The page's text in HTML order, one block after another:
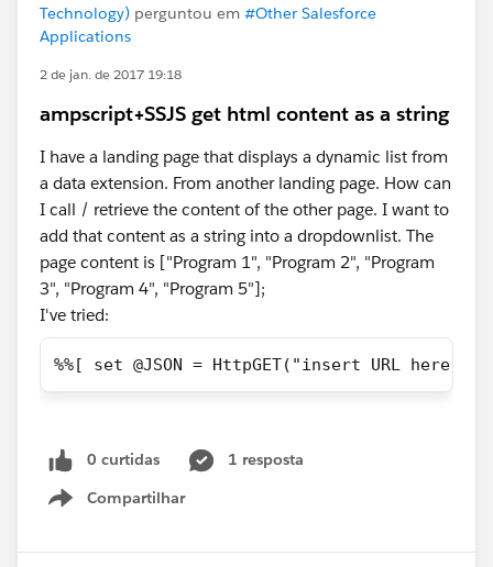
Technology) perguntou em #Other Salesforce
Applications
2 de jan. de 2017 19:18
ampscript+SSJS get html content as a string
I have a landing page that displays a dynamic list from
a data extension. From another landing page. How can
I call / retrieve the content of the other page. I want to
add that content as a string into a dropdownlist. The
page content is ["Program 1", "Program 2", "Program
3", "Program 4", "Program 5"];
I've tried:
%%[ set @JSON = HttpGET("insert URL
0 curtidas
1 resposta
Compartilhar
Show menu